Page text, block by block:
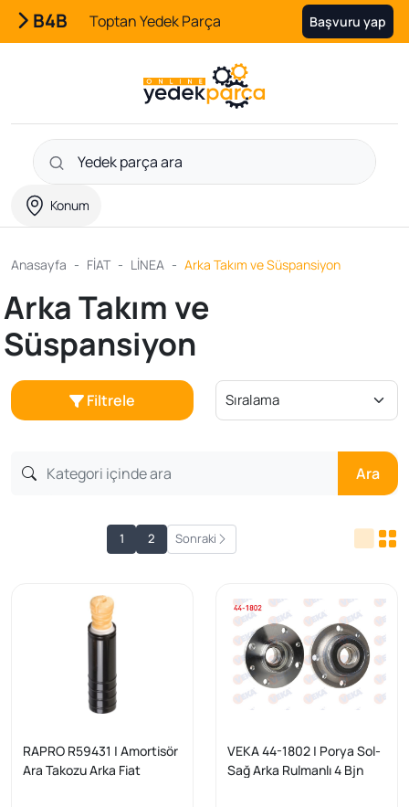
B4B Toptan Yedek Parça Başvuru yap
Konum
Anasayfa FİAT LİNEA Arka Takım ve Süspansiyon
Arka Takım ve
Süspansiyon
Filtrele
Ara
1 2 Sonraki
RAPRO R59431 | Amortisör
Ara Takozu Arka Fiat
VEKA 44-1802 | Porya Sol-
Sağ Arka Rulmanlı 4 Bjn